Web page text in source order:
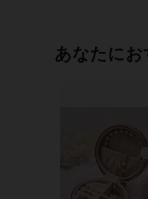
あなたにお